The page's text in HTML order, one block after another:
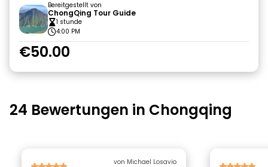
Bereitgestellt von
ChongQing Tour Guide
1 stunde
4:00 PM
€50.00
24 Bewertungen in Chongqing
von Michael Losavio